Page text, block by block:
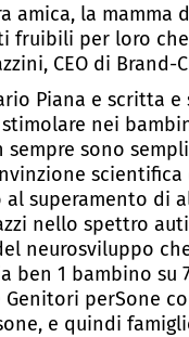
amica, la
fruibili per loro
CEO di Brand-
Piana e scritta
nei
sono
al superamento di
nello spettro
neurosviluppo
ben 1 bambino su
Genitori perSone
e quindi